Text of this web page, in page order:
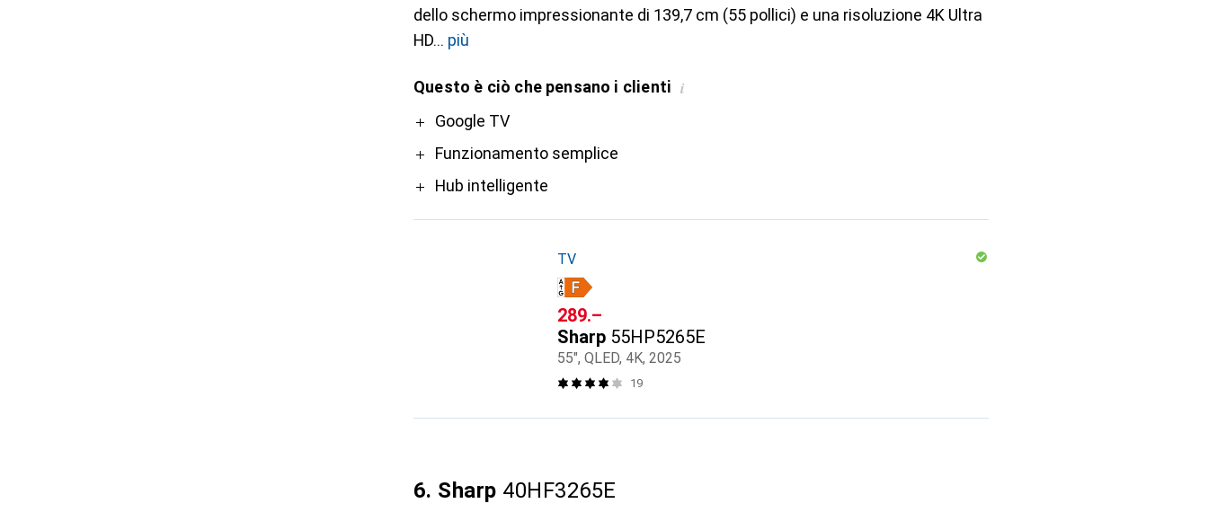
dello schermo impressionante di 139,7 cm (55 pollici) e una risoluzione 4K Ultra
HD
più
Questo è ciò che pensano i clienti i
ProGoogle TV
Funzionamento semplice
Hub intelligente
TV
CHF
289.–
Sharp 55HP5265E
55", QLED, 4K, 2025
19
6. Sharp 40HF3265E